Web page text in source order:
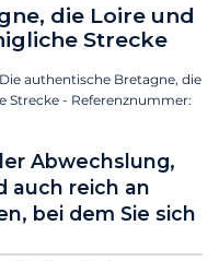
die Loire und
Strecke
Die authentische Bretagne, die
Strecke - Referenznummer:
Abwechslung,
auch reich an
bei dem Sie sich